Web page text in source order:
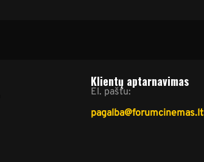
Klientų aptarnavimas
El. paštu:
pagalba@forumcinemas.lt